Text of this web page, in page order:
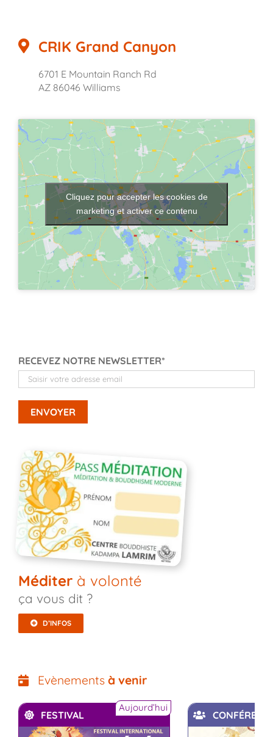
CRIK Grand Canyon
6701 E Mountain Ranch Rd
AZ 86046 Williams
Cliquez pour accepter les cookies de
marketing et activer ce contenu
RECEVEZ NOTRE NEWSLETTER*
Méditerà volonté
ça vous dit ?
D’INFOS
Evènements à venir
FESTIVAL
Aujourd’hui